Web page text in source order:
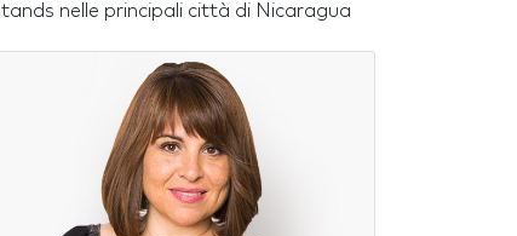
nelle principali città di Nicaragua